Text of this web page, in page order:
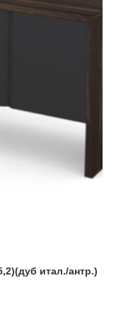
итал./антр.)